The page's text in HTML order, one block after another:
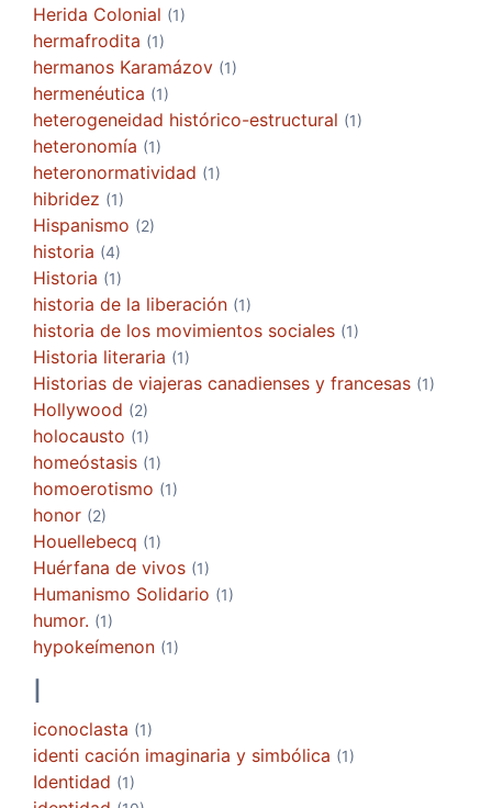
Herida Colonial (1)
hermafrodita (1)
hermanos Karamázov (1)
hermenéutica (1)
heterogeneidad histórico-estructural (1)
heteronomía (1)
heteronormatividad (1)
hibridez (1)
Hispanismo (2)
historia (4)
Historia (1)
historia de la liberación (1)
historia de los movimientos sociales (1)
Historia literaria (1)
Historias de viajeras canadienses y francesas (1)
Hollywood (2)
holocausto (1)
homeóstasis (1)
homoerotismo (1)
honor (2)
Houellebecq (1)
Huérfana de vivos (1)
Humanismo Solidario (1)
humor. (1)
hypokeímenon (1)
I
iconoclasta (1)
identi cación imaginaria y simbólica (1)
Identidad (1)